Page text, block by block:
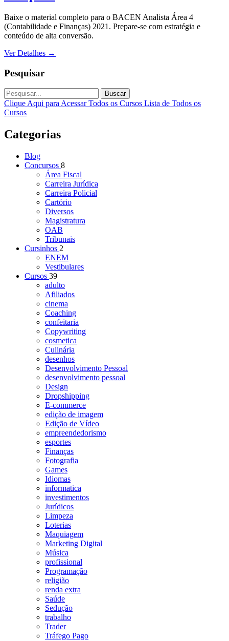
Baixe o material completo para o BACEN Analista Área 4
(Contabilidade e Finanças) 2021. Prepare-se com estratégia e
conteúdo de alta conversão.
Ver Detalhes →
Pesquisar
Buscar
Clique Aqui para Acessar Todos os Cursos Lista de Todos os
Cursos
Categorias
Blog
Concursos 8
Área Fiscal
Carreira Jurídica
Carreira Policial
Cartório
Diversos
Magistratura
OAB
Tribunais
Cursinhos 2
ENEM
Vestibulares
Cursos 39
adulto
Afiliados
cinema
Coaching
confeitaria
Copywriting
cosmetica
Culinária
desenhos
Desenvolvimento Pessoal
desenvolvimento pessoal
Design
Dropshipping
E-commerce
edição de imagem
Edição de Vídeo
empreendedorismo
esportes
Finanças
Fotografia
Games
Idiomas
informatica
investimentos
Jurídicos
Limpeza
Loterias
Maquiagem
Marketing Digital
Música
profissional
Programação
religião
renda extra
Saúde
Sedução
trabalho
Trader
Tráfego Pago